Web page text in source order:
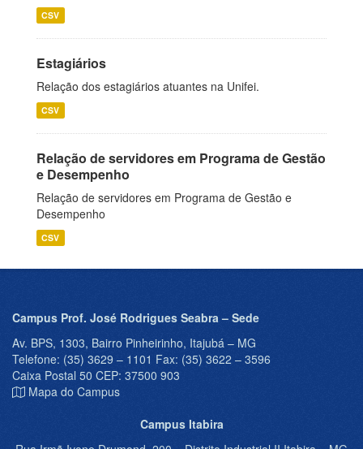
CSV
Estagiários
Relação dos estagiários atuantes na Unifei.
CSV
Relação de servidores em Programa de Gestão
e Desempenho
Relação de servidores em Programa de Gestão e
Desempenho
CSV
Campus Prof. José Rodrigues Seabra – Sede
Av. BPS, 1303, Bairro Pinheirinho, Itajubá – MG
Telefone: (35) 3629 – 1101 Fax: (35) 3622 – 3596
Caixa Postal 50 CEP: 37500 903
Mapa do Campus
Campus Itabira